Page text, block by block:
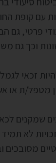
עם קופת
פרטי, גם
וכך גם
זכאי
ת או
שמקנים
לא
מסובכים